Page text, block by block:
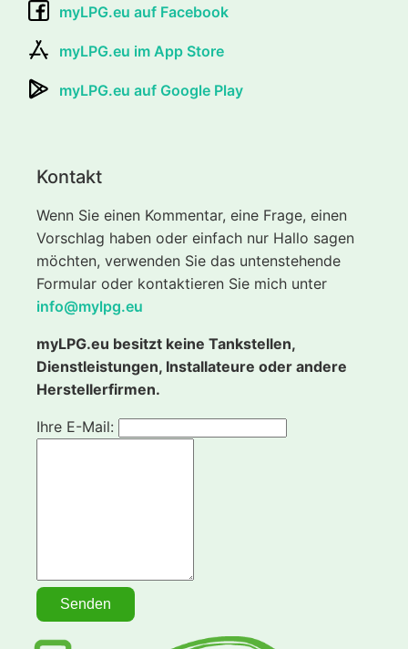
myLPG.eu auf Facebook
myLPG.eu im App Store
myLPG.eu auf Google Play
Kontakt
Wenn Sie einen Kommentar, eine Frage, einen
Vorschlag haben oder einfach nur Hallo sagen
möchten, verwenden Sie das untenstehende
Formular oder kontaktieren Sie mich unter
info@mylpg.eu
myLPG.eu besitzt keine Tankstellen,
Dienstleistungen, Installateure oder andere
Herstellerfirmen.
Ihre E-Mail: